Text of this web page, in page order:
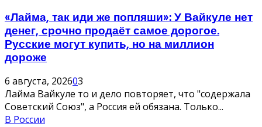
«Лайма, так иди же попляши»: У Вайкуле нет
денег, срочно продаёт самое дорогое.
Русские могут купить, но на миллион
дороже
6 августа, 202603
Лайма Вайкуле то и дело повторяет, что "содержала
Советский Союз", а Россия ей обязана. Только...
В России